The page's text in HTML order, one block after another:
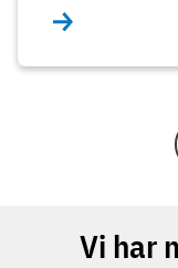
Vi har